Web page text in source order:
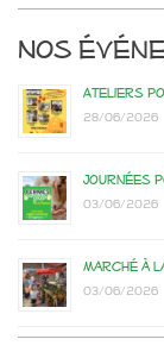
Nos
Ateliers
28/06/2026
Journées
03/06/2026
Marché à
03/06/2026